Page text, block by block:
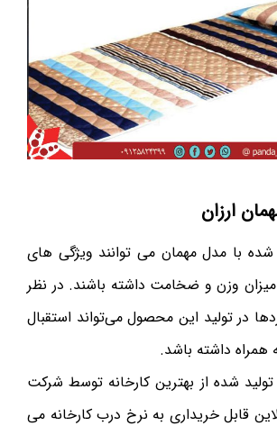
ارزان
با مدل مهمان می توانند ویژگی های
میزان وزن و ضخامت داشته باشند. در نظر
در تولید این محصول می‌تواند استقبال
همراه داشته باشد.
شده از بهترین کارخانه توسط شرکت
قابل خریداری به نرخ درب کارخانه می